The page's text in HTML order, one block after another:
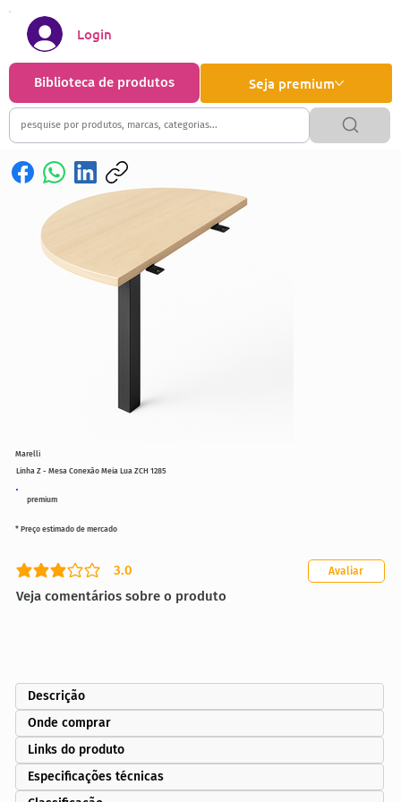
Seja premium
Biblioteca de produtos
Login
premium
Linha Z - Mesa Conexão Meia Lua ZCH 1285
3.0
classificação média é 3 de 5
Veja comentários sobre o produto
Avaliar
* Preço estimado de mercado
Marelli
Descrição
Onde comprar
Links do produto
Especificações técnicas